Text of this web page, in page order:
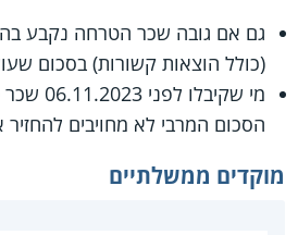
גם אם גובה שכר הטרחה נקבע
(כולל הוצאות קשורות) בסכום שעולה על
מי
הסכום המרבי לא מחויבים
מוקדים ממשלתיים